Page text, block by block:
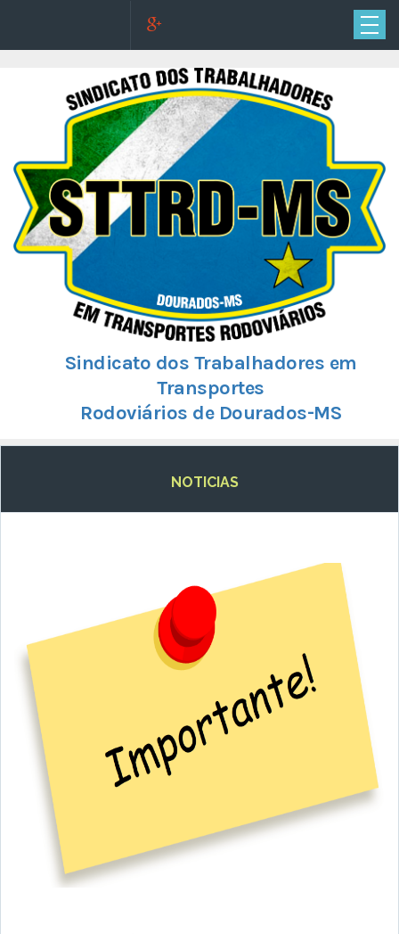
Sindicato dos Trabalhadores em
Transportes
Rodoviários de Dourados-MS
NOTICIAS